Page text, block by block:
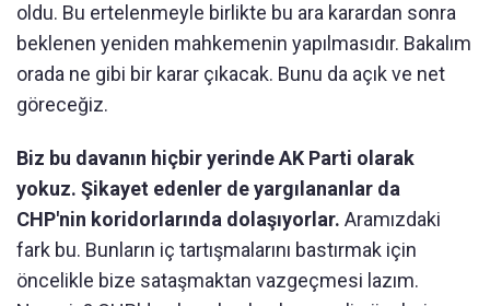
oldu. Bu ertelenmeyle birlikte bu ara karardan sonra
beklenen yeniden mahkemenin yapılmasıdır. Bakalım
orada ne gibi bir karar çıkacak. Bunu da açık ve net
göreceğiz.
Biz bu davanın hiçbir yerinde AK Parti olarak
yokuz. Şikayet edenler de yargılananlar da
CHP'nin koridorlarında dolaşıyorlar. Aramızdaki
fark bu. Bunların iç tartışmalarını bastırmak için
öncelikle bize sataşmaktan vazgeçmesi lazım.